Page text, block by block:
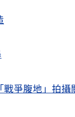
爭腹地」拍攝